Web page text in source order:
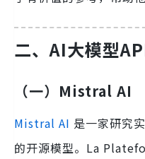
二、AI大模型
（一）Mistral AI
Mistral AI 是一家研究
的开源模型。La